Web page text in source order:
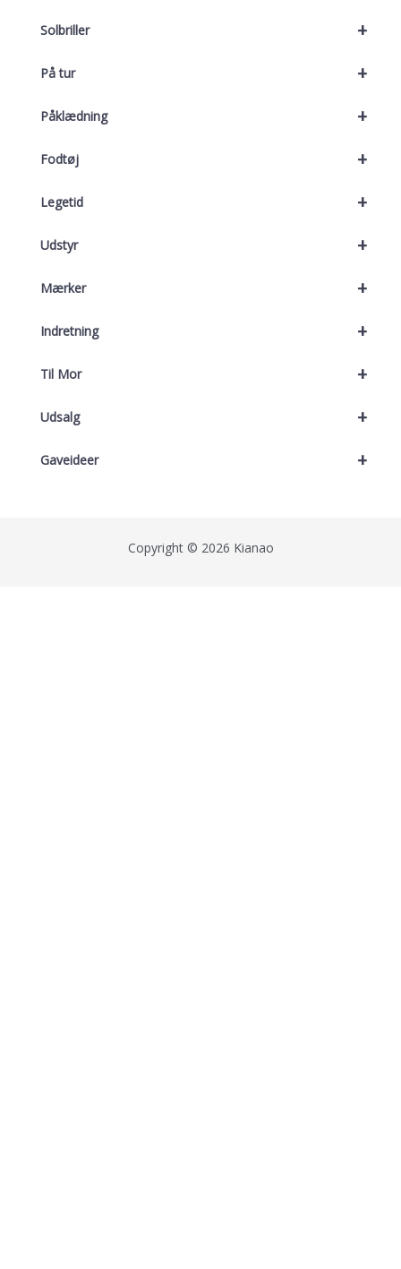
+
Solbriller
+
På tur
+
Påklædning
+
Fodtøj
+
Legetid
+
Udstyr
+
Mærker
+
Indretning
+
Til Mor
+
Udsalg
+
Gaveideer
Copyright © 2026 Kianao